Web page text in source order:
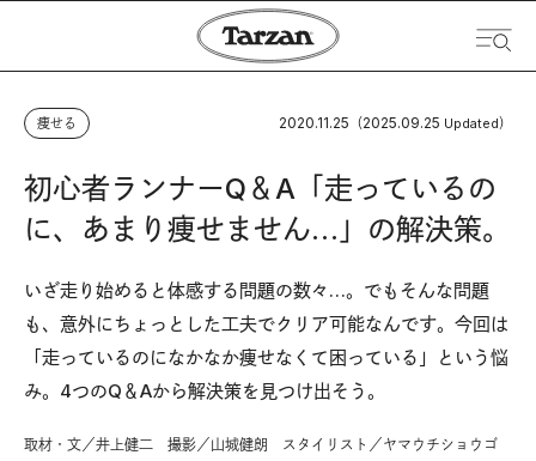
痩せる 2020.11.25 （2025.09.25 Updated）
初心者ランナーQ＆A「走っているの
に、あまり痩せません…」の解決策。
いざ走り始めると体感する問題の数々…。でもそんな問題
も、意外にちょっとした工夫でクリア可能なんです。今回は
「走っているのになかなか痩せなくて困っている」という悩
み。4つのQ＆Aから解決策を見つけ出そう。
取材・文／井上健二 撮影／山城健朗 スタイリスト／ヤマウチショウゴ